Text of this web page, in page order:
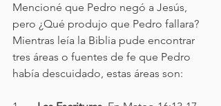
Mencioné que Pedro negó a Jesús,
pero ¿Qué produjo que Pedro fallara?
Mientras leía la Biblia pude encontrar
tres áreas o fuentes de fe que Pedro
había descuidado, estas áreas son: